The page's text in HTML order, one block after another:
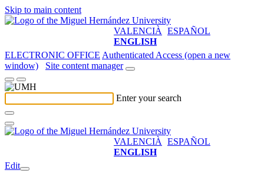
Skip to main content
VALENCIÀ
ESPAÑOL
ENGLISH
ELECTRONIC OFFICE Authenticated Access (open a new
window)
Site content manager
Enter your search
VALENCIÀ
ESPAÑOL
ENGLISH
Edit